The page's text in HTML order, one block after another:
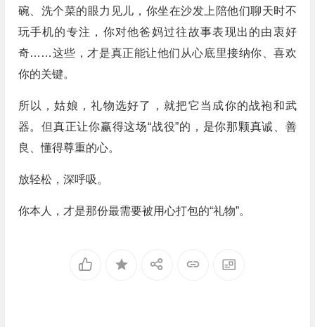
碗、洗个菜的眼力见儿，你坐在沙发上陪他们聊天时不
玩手机的专注，你对他爸妈过往故事表现出的由衷好
奇……这些，才是真正能让他们从心底里接纳你、喜欢
你的关键。
所以，姑娘，礼物选好了，就把它当成你的战袍和武
器。但真正让你赢得这场“战役”的，是你那颗真诚、善
良、懂得尊重的心。
放轻松，深呼吸。
你本人，才是那份最需要被用心打包的“礼物”。